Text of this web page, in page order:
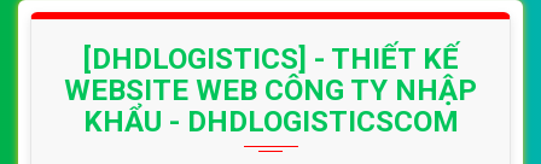
[DHDLOGISTICS] - THIẾT KẾ
WEBSITE WEB CÔNG TY NHẬP
KHẨU - DHDLOGISTICSCOM